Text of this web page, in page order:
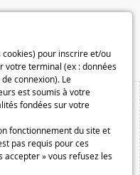
pour inscrire et/ou
votre terminal (ex : données
connexion). Le
est soumis à votre
fondées sur votre
fonctionnement du site et
pas requis pour ces
accepter » vous refusez les